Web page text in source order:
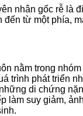
nhân gốc rễ là
từ một phía,
nằm trong
trình phát triển
di chứng
làm suy giảm,